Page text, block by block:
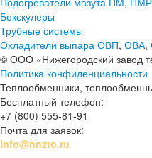
Бокскулеры
Трубные системы
Охладители выпара ОВП, ОВА,
© ООО «Нижегородский завод
Политика конфиденциальности
Теплообменники,
Бесплатный телефон:
+7 (800) 555-81-91
Почта для заявок:
info@nnzto.ru